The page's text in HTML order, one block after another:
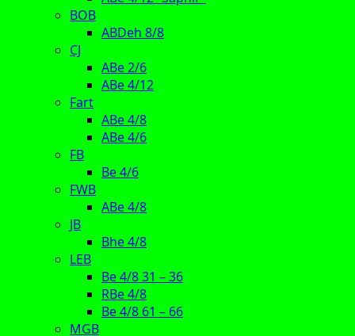
BOB
ABDeh 8/8
CJ
ABe 2/6
ABe 4/12
Fart
ABe 4/8
ABe 4/6
FB
Be 4/6
FWB
ABe 4/8
JB
Bhe 4/8
LEB
Be 4/8 31 – 36
RBe 4/8
Be 4/8 61 – 66
MGB